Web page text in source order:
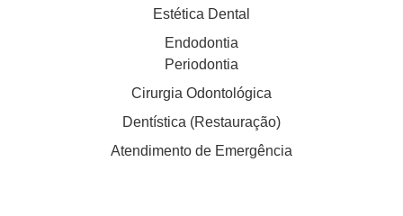
Estética Dental
Endodontia
Periodontia
Cirurgia Odontológica
Dentística (Restauração)
Atendimento de Emergência